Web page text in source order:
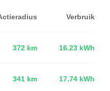
Verbruik
372 km 16.23 kWh
341 km 17.74 kWh